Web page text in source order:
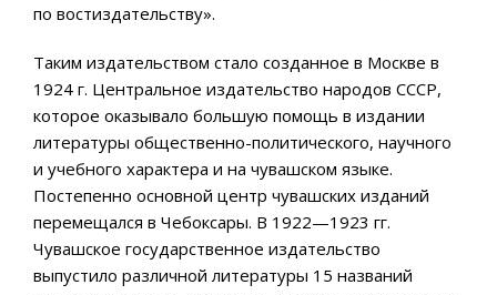
по востиздательству».
Таким издательством стало созданное в Москве в
1924 г. Центральное издательство народов СССР,
которое оказывало большую помощь в издании
литературы общественно-политического, научного
и учебного характера и на чувашском языке.
Постепенно основной центр чувашских изданий
перемещался в Чебоксары. В 1922—1923 гг.
Чувашское государственное издательство
выпустило различной литературы 15 названий